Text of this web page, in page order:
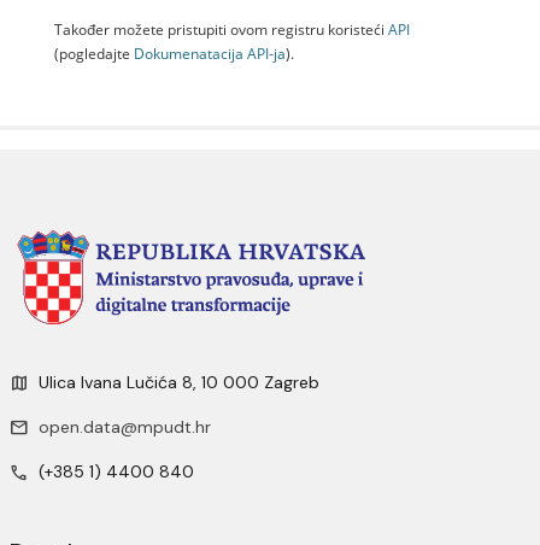
Također možete pristupiti ovom registru koristeći API
(pogledajte Dokumenаtаcijа API-jа).